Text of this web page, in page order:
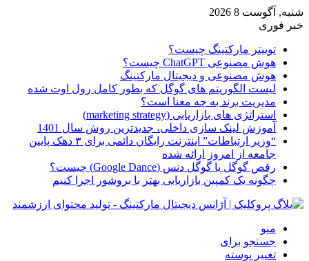
شنبه, آگوست 8 2026
خبر فوری
توییتر مارکتینگ چیست؟
هوش مصنوعی ChatGPT چیست؟
هوش مصنوعی و دیجیتال مارکتینگ
لیست الگوریتم های گوگل که بطور کامل رول اوت شده
مدیریت برند به چه معنا است؟
استراتژی های بازاریابی (marketing strategy)
آموزش لینک سازی داخلی، جدیدترین روش سال 1401
“وزیر ارتباطات” اینترنت رایگان دائمی برای ۳ دهک پایین
جامعه از امروز ارائه شده
رقص گوگل یا گوگل دنس (Google Dance) چیست؟
چگونه یک کمپین بازاریابی بهتر با بروشور اجرا کنیم
منو
جستجو برای
تغییر پوسته